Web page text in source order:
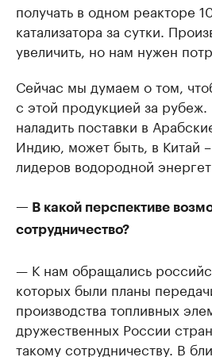
получать в одном реакторе
катализатора за сутки.
увеличить, но нам нужен
Сейчас мы думаем о том,
с этой продукцией за
наладить поставки в
Индию, может быть, в Китай
лидеров водородной
— В какой перспективе
сотрудничество?
— К нам обращались
которых были планы
производства топливных
дружественных России
такому сотрудничеству. В